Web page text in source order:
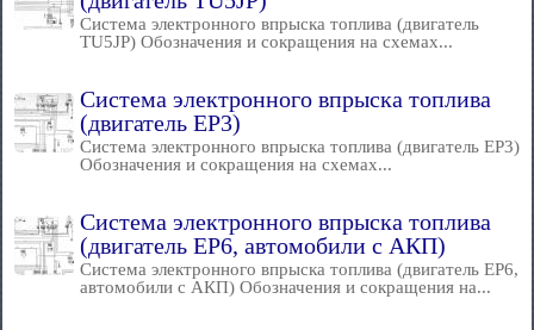
Система электронного впрыска топлива (двигатель
TU5JP) Обозначения и сокращения на схемах...
Система электронного впрыска топлива
(двигатель EP3)
Система электронного впрыска топлива (двигатель EP3)
Обозначения и сокращения на схемах...
Система электронного впрыска топлива
(двигатель EP6, автомобили с АКП)
Система электронного впрыска топлива (двигатель EP6,
автомобили с АКП) Обозначения и сокращения на...